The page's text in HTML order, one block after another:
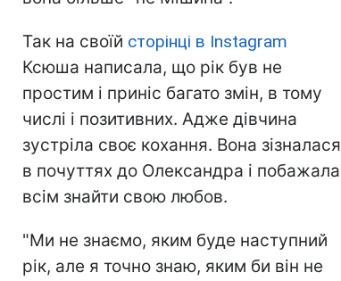
Так на своїй сторінці в Instagram
Ксюша написала, що рік був не
простим і приніс багато змін, в тому
числі і позитивних. Адже дівчина
зустріла своє кохання. Вона зізналася
в почуттях до Олександра і побажала
всім знайти свою любов.
"Ми не знаємо, яким буде наступний
рік, але я точно знаю, яким би він не